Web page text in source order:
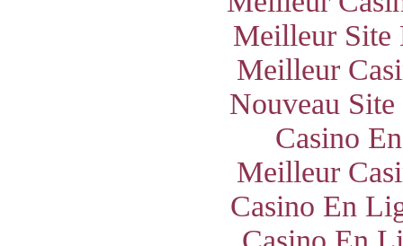
Meilleur Site
Meilleur
Nouveau
Casino
Meilleur
Casino En